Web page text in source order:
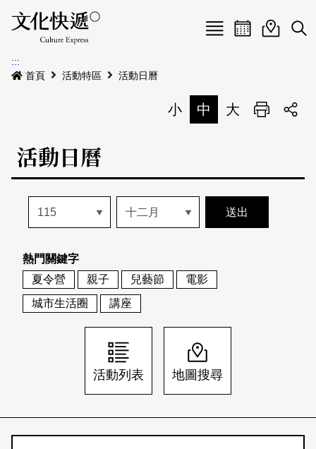
Menu
最新公告
本期專題
歷史專題
活動特區
活動列表
地圖搜尋
關於我們
關於我們
刊物索取地點
會員基本資料
刊登活動
網站導覽 English
日本語 登入/註冊
活動日曆活動地圖
展
:::
首頁
活動特區 活動日曆
小 中 大 列印
活動日曆
熱門關鍵字
夏令營
親子 兒藝節
電影
城市生活圈
講座
活動列表 地圖搜尋